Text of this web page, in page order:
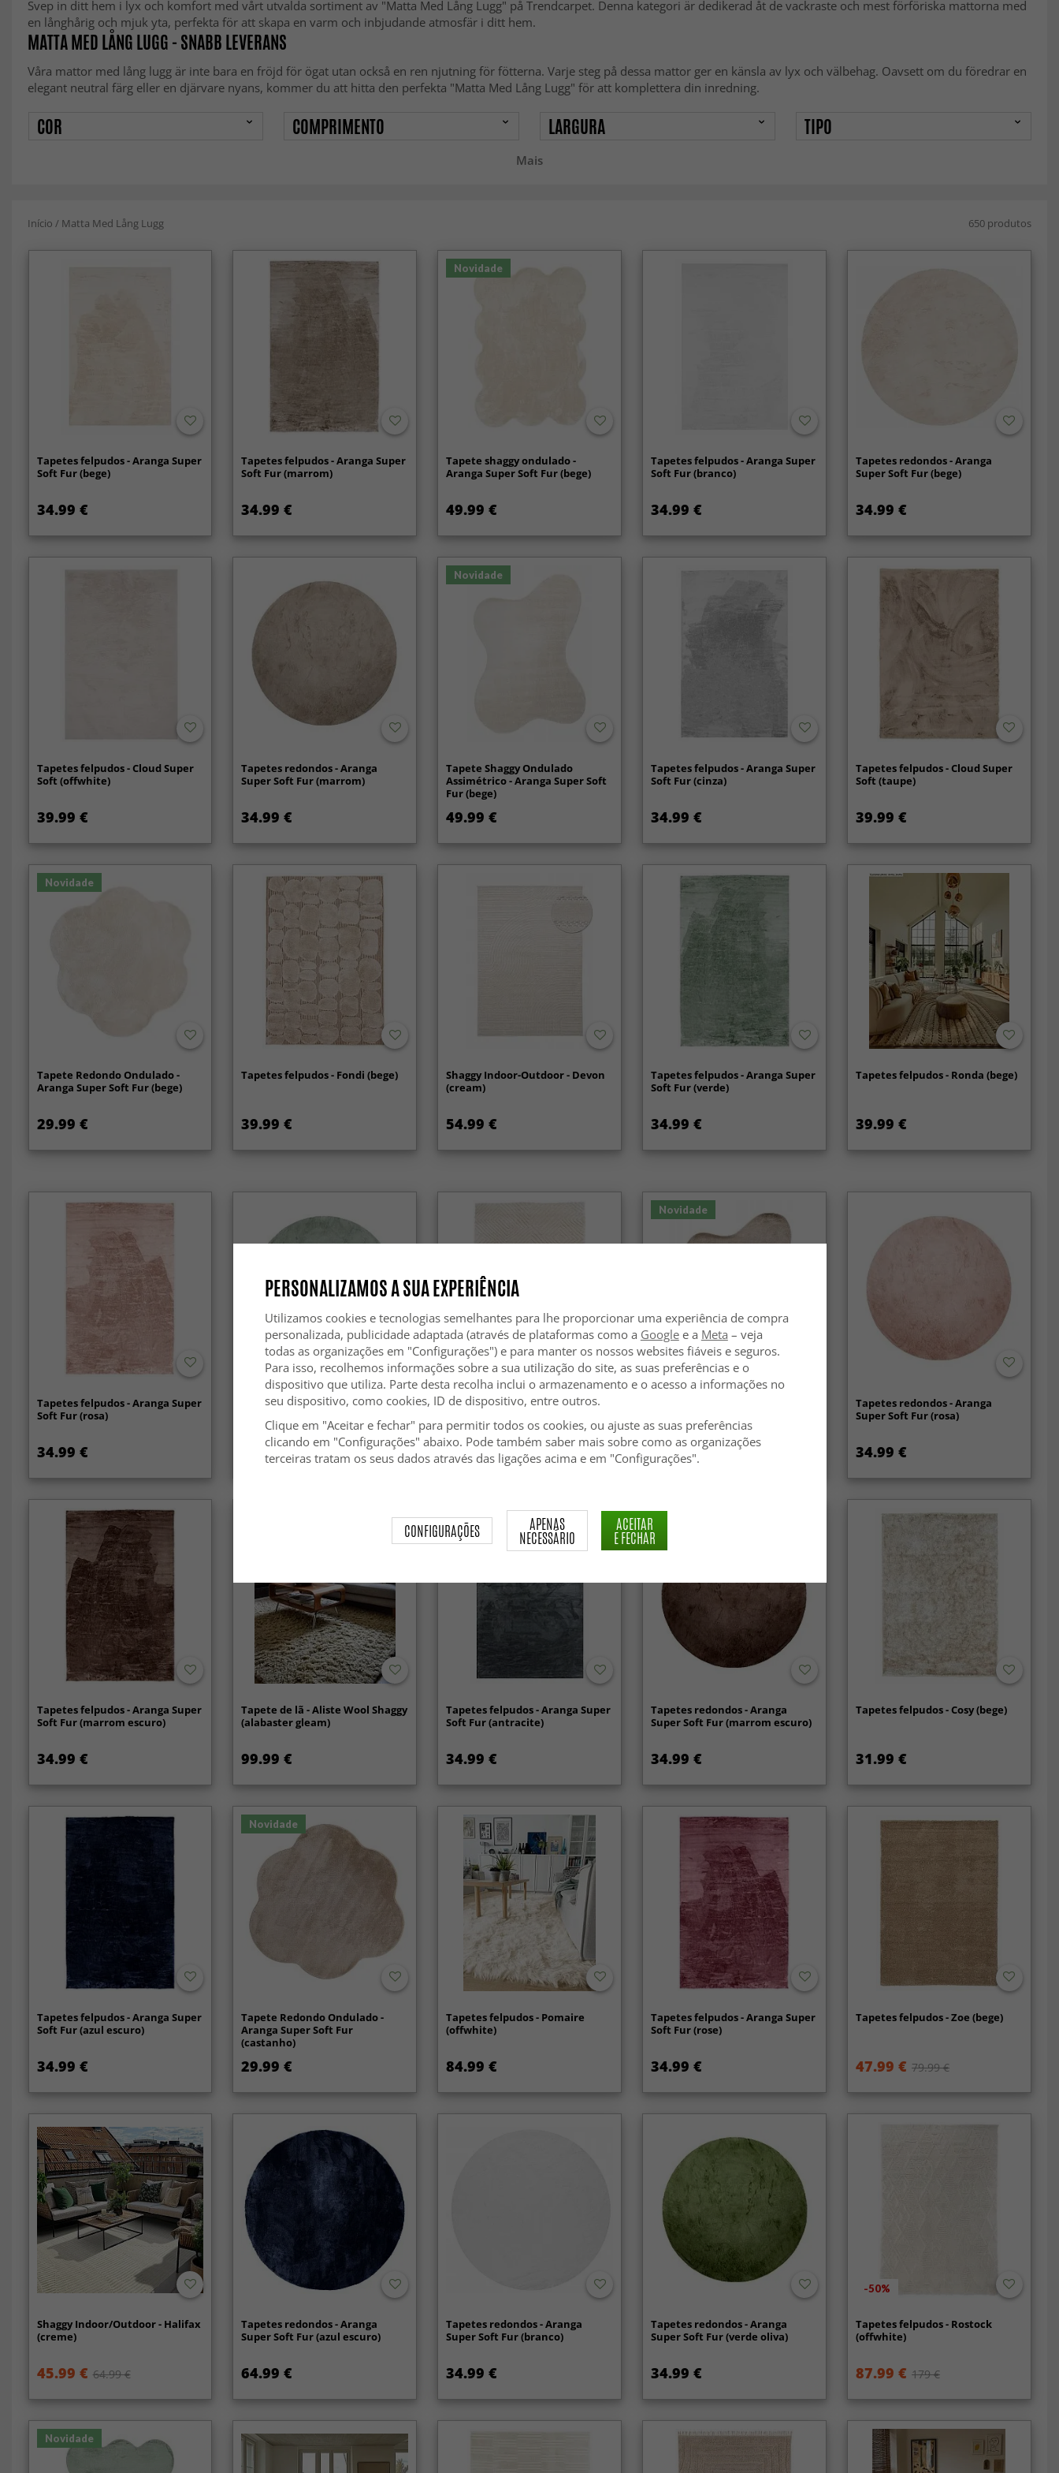
Svep in ditt hem i lyx och komfort med vårt utvalda sortiment av "Matta Med Lång Lugg" på Trendcarpet. Denna kategori är dedikerad åt de vackraste och mest förföriska mattorna med
en långhårig och mjuk yta, perfekta för att skapa en varm och inbjudande atmosfär i ditt hem.
MATTA MED LÅNG LUGG - SNABB LEVERANS
Våra mattor med lång lugg är inte bara en fröjd för ögat utan också en ren njutning för fötterna. Varje steg på dessa mattor ger en känsla av lyx och välbehag. Oavsett om du föredrar en
elegant neutral färg eller en djärvare nyans, kommer du att hitta den perfekta "Matta Med Lång Lugg" för att komplettera din inredning.
Mais
COR COMPRIMENTO LARGURA TIPO
Início / Matta Med Lång Lugg 650 produtos
Tapetes felpudos - Aranga Super
Soft Fur (bege)
34.99 €
Tapetes felpudos - Aranga Super
Soft Fur (marrom)
34.99 €
Novidade
Tapete shaggy ondulado -
Aranga Super Soft Fur (bege)
49.99 €
Tapetes felpudos - Aranga Super
Soft Fur (branco)
34.99 €
Tapetes redondos - Aranga
Super Soft Fur (bege)
34.99 €
Tapetes felpudos - Cloud Super
Soft (offwhite)
39.99 €
Tapetes redondos - Aranga
Super Soft Fur (marrom)
34.99 €
Novidade
Tapete Shaggy Ondulado
Assimétrico - Aranga Super Soft
Fur (bege)
49.99 €
Tapetes felpudos - Aranga Super
Soft Fur (cinza)
34.99 €
Tapetes felpudos - Cloud Super
Soft (taupe)
39.99 €
Novidade
Tapete Redondo Ondulado -
Aranga Super Soft Fur (bege)
29.99 €
Tapetes felpudos - Fondi (bege)
39.99 €
Shaggy Indoor-Outdoor - Devon
(cream)
54.99 €
Tapetes felpudos - Aranga Super
Soft Fur (verde)
34.99 €
Tapetes felpudos - Ronda (bege)
39.99 €
Tapetes felpudos - Aranga Super
Soft Fur (rosa)
34.99 €
Tapetes redondos - Aranga
34.99 €
Tapetes felpudos - Monti
84.99 €
Novidade
Fur (marrom)
49.99 €
Tapetes redondos - Aranga
Super Soft Fur (rosa)
34.99 €
Tapetes felpudos - Aranga Super
Soft Fur (marrom escuro)
34.99 €
Tapete de lã - Aliste Wool Shaggy
(alabaster gleam)
99.99 €
Tapetes felpudos - Aranga Super
Soft Fur (antracite)
34.99 €
Tapetes redondos - Aranga
Super Soft Fur (marrom escuro)
34.99 €
Tapetes felpudos - Cosy (bege)
31.99 €
Tapetes felpudos - Aranga Super
Soft Fur (azul escuro)
34.99 €
Novidade
Tapete Redondo Ondulado -
Aranga Super Soft Fur
(castanho)
29.99 €
Tapetes felpudos - Pomaire
(offwhite)
84.99 €
Tapetes felpudos - Aranga Super
Soft Fur (rose)
34.99 €
Tapetes felpudos - Zoe (bege)
47.99 € 79.99 €
Shaggy Indoor/Outdoor - Halifax
(creme)
45.99 € 64.99 €
Tapetes redondos - Aranga
Super Soft Fur (azul escuro)
64.99 €
Tapetes redondos - Aranga
Super Soft Fur (branco)
34.99 €
Tapetes redondos - Aranga
Super Soft Fur (verde oliva)
34.99 €
-50%
Tapetes felpudos - Rostock
(offwhite)
87.99 € 179 €
Novidade
PERSONALIZAMOS A SUA EXPERIÊNCIA
Utilizamos cookies e tecnologias semelhantes para lhe proporcionar uma experiência de compra
personalizada, publicidade adaptada (através de plataformas como a Googlee a Meta – veja
todas as organizações em "Configurações") e para manter os nossos websites fiáveis e seguros.
Para isso, recolhemos informações sobre a sua utilização do site, as suas preferências e o
dispositivo que utiliza. Parte desta recolha inclui o armazenamento e o acesso a informações no
seu dispositivo, como cookies, ID de dispositivo, entre outros.
Clique em "Aceitar e fechar" para permitir todos os cookies, ou ajuste as suas preferências
clicando em "Configurações" abaixo. Pode também saber mais sobre como as organizações
terceiras tratam os seus dados através das ligações acima e em "Configurações".
CONFIGURAÇÕES APENAS
NECESSÁRIO
ACEITAR
E FECHAR